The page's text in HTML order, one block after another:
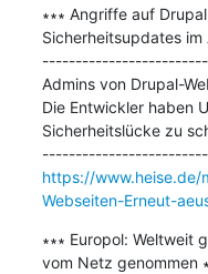
∗∗∗ Angriffe auf
Sicherheitsupdates im
Admins von Drupal-
Die Entwickler haben
Sicherheitslücke zu
https://
Webseiten-Erneut-
∗∗∗ Europol: Weltweit
vom Netz genommen